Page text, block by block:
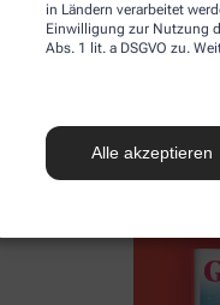
in Ländern verarbeitet
Einwilligung zur Nutzung
Abs. 1 lit. a DSGVO zu.
Alle akzeptieren